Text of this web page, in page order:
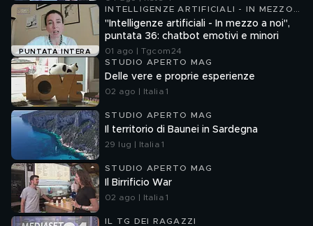
PUNTATA INTERA
INTELLIGENZE ARTIFICIALI - IN MEZZO
A NOI
"Intelligenze artificiali - In mezzo a noi",
puntata 36: chatbot emotivi e minori
01 ago | Tgcom24
STUDIO APERTO MAG
Delle vere e proprie esperienze
02 ago | Italia 1
STUDIO APERTO MAG
Il territorio di Baunei in Sardegna
29 lug | Italia 1
STUDIO APERTO MAG
Il Birrificio War
02 ago | Italia 1
IL TG DEI RAGAZZI